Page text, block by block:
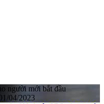
người mới bắt đầu
04/2023